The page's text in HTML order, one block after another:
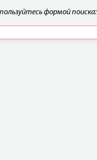
формой поиска: